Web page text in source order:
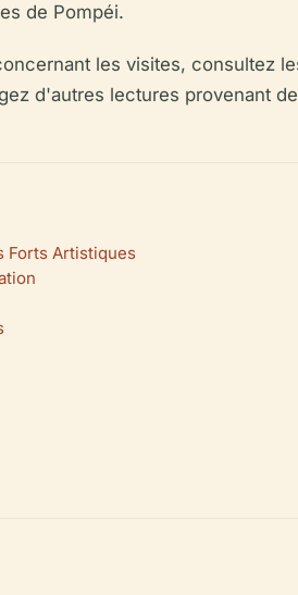
de Pompéi.
les visites, consultez
d'autres lectures provenant
Forts Artistiques